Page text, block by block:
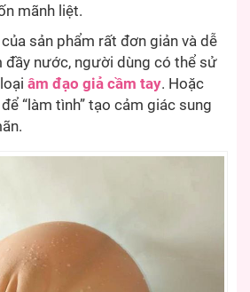
mãnh liệt.
sản phẩm rất đơn giản và dễ
đầy nước, người dùng có thể sử
âm đạo giả cầm tay. Hoặc
“làm tình” tạo cảm giác sung